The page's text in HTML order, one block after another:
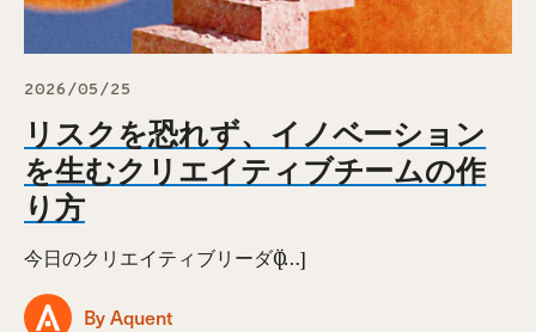
2026/05/25
リスクを恐れず、イノベーション
を生むクリエイティブチームの作
り方
今日のクリエイティブリーダӦ […]
By Aquent